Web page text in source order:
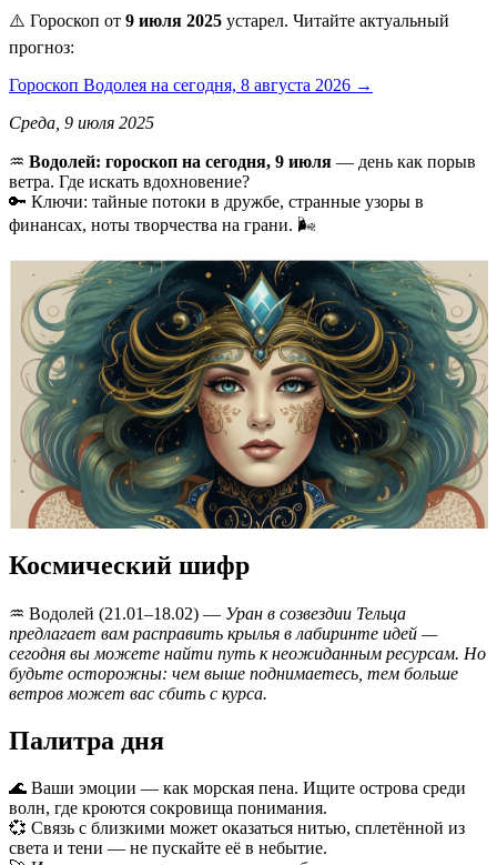
⚠️ Гороскоп от 9 июля 2025 устарел. Читайте актуальный
прогноз:
Гороскоп Водолея на сегодня, 8 августа 2026 →
Среда, 9 июля 2025
♒️ Водолей: гороскоп на сегодня, 9 июля — день как порыв
ветра. Где искать вдохновение?
🔑 Ключи: тайные потоки в дружбе, странные узоры в
финансах, ноты творчества на грани. 🌬️
Космический шифр
♒️ Водолей (21.01–18.02) — Уран в созвездии Тельца
предлагает вам расправить крылья в лабиринте идей —
сегодня вы можете найти путь к неожиданным ресурсам. Но
будьте осторожны: чем выше поднимаетесь, тем больше
ветров может вас сбить с курса.
Палитра дня
🌊 Ваши эмоции — как морская пена. Ищите острова среди
волн, где кроются сокровища понимания.
💞 Связь с близкими может оказаться нитью, сплетённой из
света и тени — не пускайте её в небытие.